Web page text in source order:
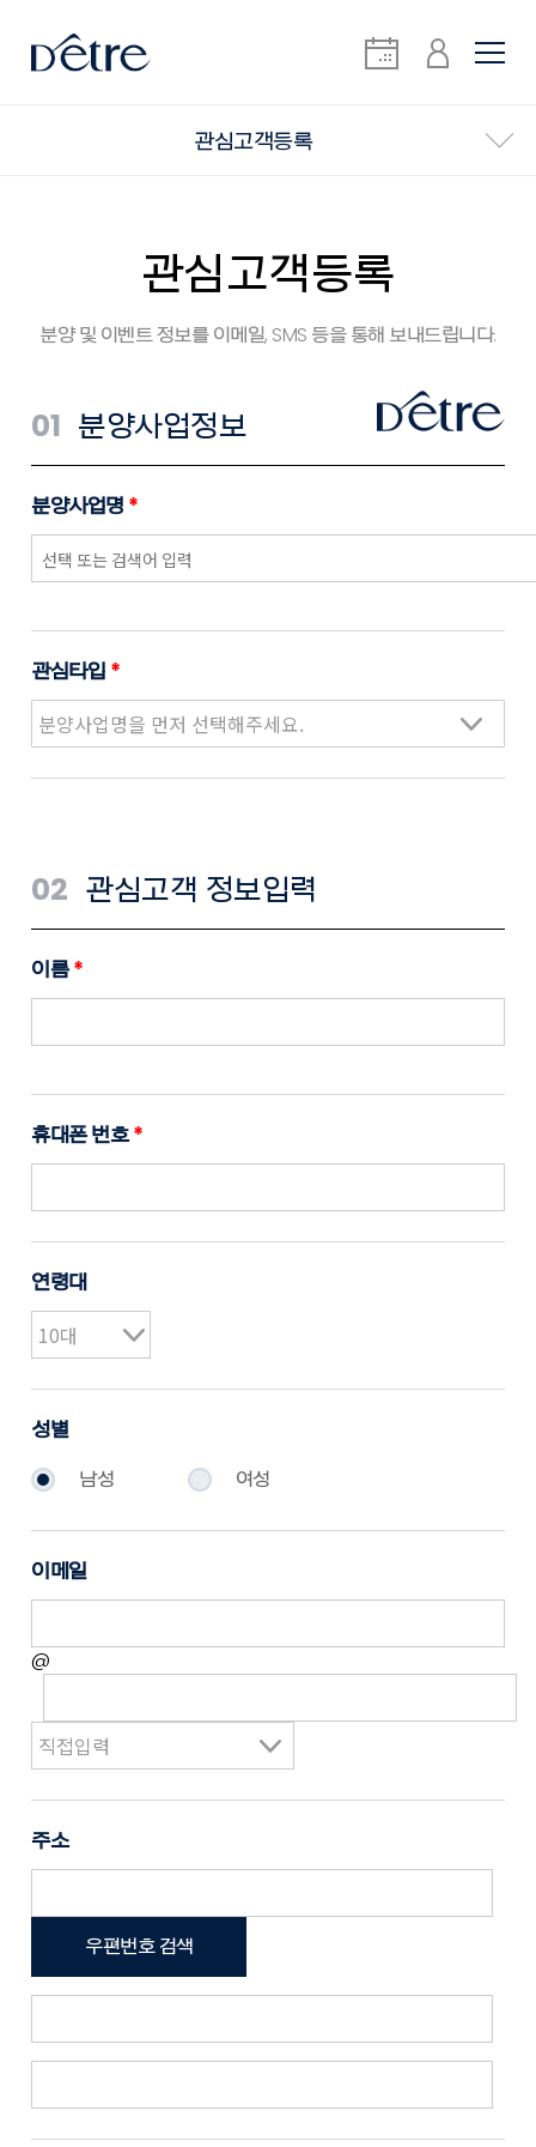
관심고객등록
관심고객등록
분양 및 이벤트 정보를 이메일, SMS 등을 통해 보내드립니다.
01 분양사업정보
분양사업명 *
관심타입 *
02 관심고객 정보입력
이름*
휴대폰 번호*
연령대
성별
남성 여성
이메일
@
주소
우편번호 검색